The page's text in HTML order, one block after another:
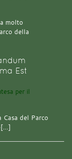
molto
della
Est
del Parco